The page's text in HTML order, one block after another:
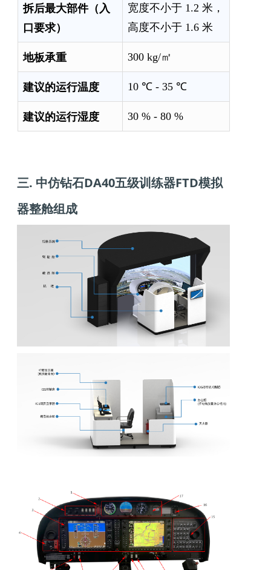
拆后最大部件（入
口要求）
宽度不小于 1.2 米，
高度不小于 1.6 米
地板承重 300 kg/㎡
建议的运行温度 10 ℃ - 35 ℃
建议的运行湿度 30 % - 80 %
三. 中仿钻石DA40五级训练器FTD模拟
器整舱组成